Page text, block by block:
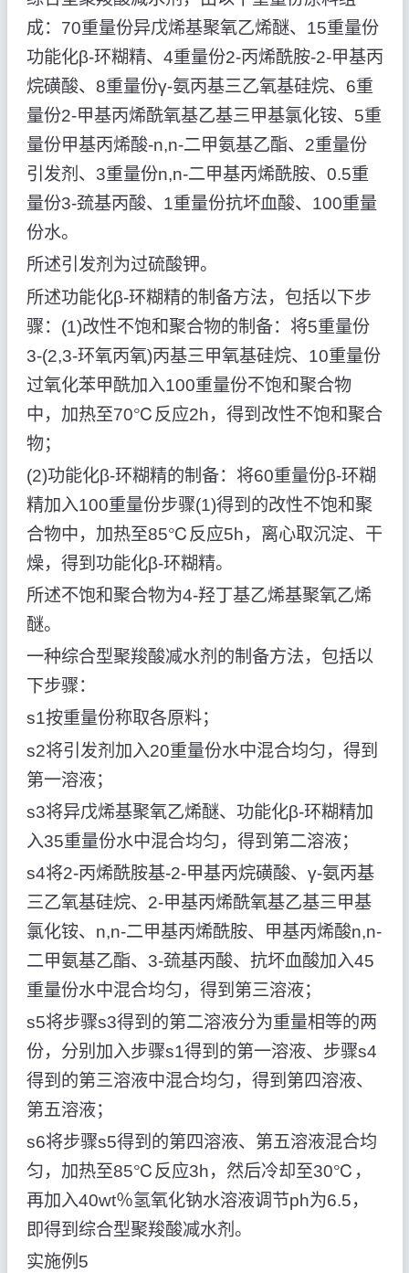
成：70重量份异戊烯基聚氧乙烯醚、15重量份
功能化β-环糊精、4重量份2-丙烯酰胺-2-甲基丙
烷磺酸、8重量份γ-氨丙基三乙氧基硅烷、6重
量份2-甲基丙烯酰氧基乙基三甲基氯化铵、5重
量份甲基丙烯酸-n,n-二甲氨基乙酯、2重量份
引发剂、3重量份n,n-二甲基丙烯酰胺、0.5重
量份3-巯基丙酸、1重量份抗坏血酸、100重量
份水。
所述引发剂为过硫酸钾。
所述功能化β-环糊精的制备方法，包括以下步
骤：(1)改性不饱和聚合物的制备：将5重量份
3-(2,3-环氧丙氧)丙基三甲氧基硅烷、10重量份
过氧化苯甲酰加入100重量份不饱和聚合物
中，加热至70℃反应2h，得到改性不饱和聚合
物；
(2)功能化β-环糊精的制备：将60重量份β-环糊
精加入100重量份步骤(1)得到的改性不饱和聚
合物中，加热至85℃反应5h，离心取沉淀、干
燥，得到功能化β-环糊精。
所述不饱和聚合物为4-羟丁基乙烯基聚氧乙烯
醚。
一种综合型聚羧酸减水剂的制备方法，包括以
下步骤：
s1按重量份称取各原料；
s2将引发剂加入20重量份水中混合均匀，得到
第一溶液；
s3将异戊烯基聚氧乙烯醚、功能化β-环糊精加
入35重量份水中混合均匀，得到第二溶液；
s4将2-丙烯酰胺基-2-甲基丙烷磺酸、γ-氨丙基
三乙氧基硅烷、2-甲基丙烯酰氧基乙基三甲基
氯化铵、n,n-二甲基丙烯酰胺、甲基丙烯酸n,n-
二甲氨基乙酯、3-巯基丙酸、抗坏血酸加入45
重量份水中混合均匀，得到第三溶液；
s5将步骤s3得到的第二溶液分为重量相等的两
份，分别加入步骤s1得到的第一溶液、步骤s4
得到的第三溶液中混合均匀，得到第四溶液、
第五溶液；
s6将步骤s5得到的第四溶液、第五溶液混合均
匀，加热至85℃反应3h，然后冷却至30℃，
再加入40wt％氢氧化钠水溶液调节ph为6.5，
即得到综合型聚羧酸减水剂。
实施例5